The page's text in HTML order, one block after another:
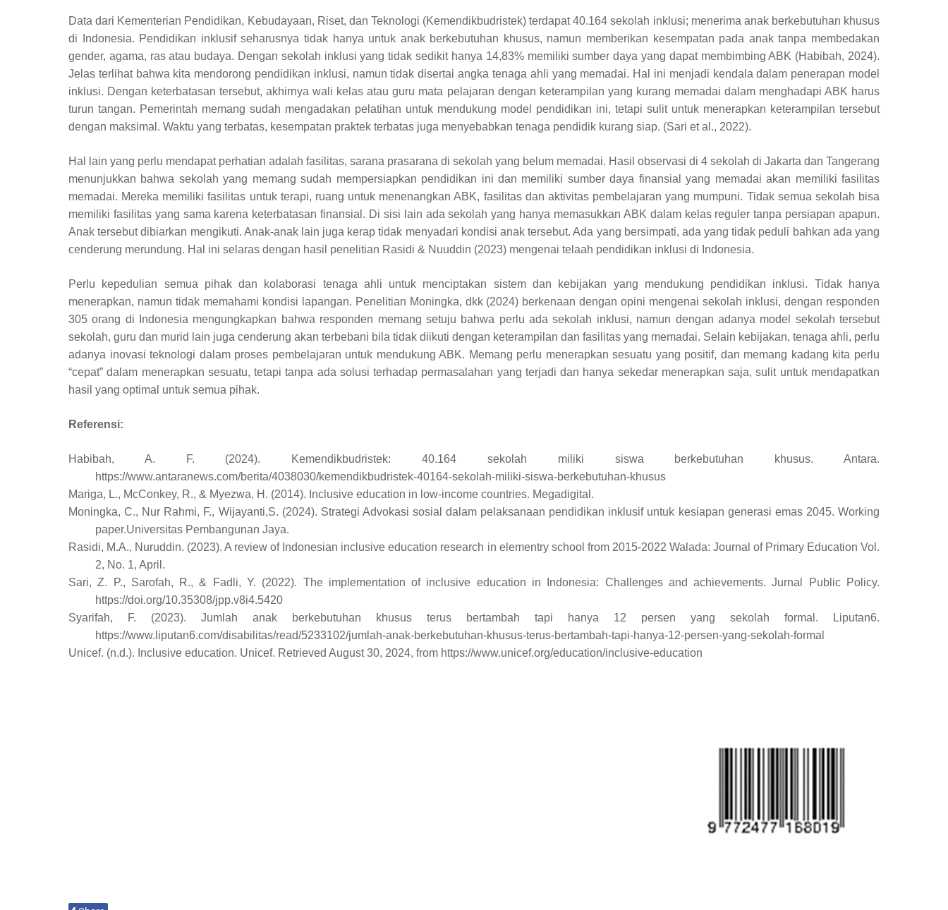
Data dari Kementerian Pendidikan, Kebudayaan, Riset, dan Teknologi (Kemendikbudristek) terdapat 40.164 sekolah inklusi; menerima anak berkebutuhan khusus
di Indonesia. Pendidikan inklusif seharusnya tidak hanya untuk anak berkebutuhan khusus, namun memberikan kesempatan pada anak tanpa membedakan
gender, agama, ras atau budaya. Dengan sekolah inklusi yang tidak sedikit hanya 14,83% memiliki sumber daya yang dapat membimbing ABK (Habibah, 2024).
Jelas terlihat bahwa kita mendorong pendidikan inklusi, namun tidak disertai angka tenaga ahli yang memadai. Hal ini menjadi kendala dalam penerapan model
inklusi. Dengan keterbatasan tersebut, akhirnya wali kelas atau guru mata pelajaran dengan keterampilan yang kurang memadai dalam menghadapi ABK harus
turun tangan. Pemerintah memang sudah mengadakan pelatihan untuk mendukung model pendidikan ini, tetapi sulit untuk menerapkan keterampilan tersebut
dengan maksimal. Waktu yang terbatas, kesempatan praktek terbatas juga menyebabkan tenaga pendidik kurang siap. (Sari et al., 2022).
Hal lain yang perlu mendapat perhatian adalah fasilitas, sarana prasarana di sekolah yang belum memadai. Hasil observasi di 4 sekolah di Jakarta dan Tangerang
menunjukkan bahwa sekolah yang memang sudah mempersiapkan pendidikan ini dan memiliki sumber daya finansial yang memadai akan memiliki fasilitas
memadai. Mereka memiliki fasilitas untuk terapi, ruang untuk menenangkan ABK, fasilitas dan aktivitas pembelajaran yang mumpuni. Tidak semua sekolah bisa
memiliki fasilitas yang sama karena keterbatasan finansial. Di sisi lain ada sekolah yang hanya memasukkan ABK dalam kelas reguler tanpa persiapan apapun.
Anak tersebut dibiarkan mengikuti. Anak-anak lain juga kerap tidak menyadari kondisi anak tersebut. Ada yang bersimpati, ada yang tidak peduli bahkan ada yang
cenderung merundung. Hal ini selaras dengan hasil penelitian Rasidi & Nuuddin (2023) mengenai telaah pendidikan inklusi di Indonesia.
Perlu kepedulian semua pihak dan kolaborasi tenaga ahli untuk menciptakan sistem dan kebijakan yang mendukung pendidikan inklusi. Tidak hanya
menerapkan, namun tidak memahami kondisi lapangan. Penelitian Moningka, dkk (2024) berkenaan dengan opini mengenai sekolah inklusi, dengan responden
305 orang di Indonesia mengungkapkan bahwa responden memang setuju bahwa perlu ada sekolah inklusi, namun dengan adanya model sekolah tersebut
sekolah, guru dan murid lain juga cenderung akan terbebani bila tidak diikuti dengan keterampilan dan fasilitas yang memadai. Selain kebijakan, tenaga ahli, perlu
adanya inovasi teknologi dalam proses pembelajaran untuk mendukung ABK. Memang perlu menerapkan sesuatu yang positif, dan memang kadang kita perlu
“cepat” dalam menerapkan sesuatu, tetapi tanpa ada solusi terhadap permasalahan yang terjadi dan hanya sekedar menerapkan saja, sulit untuk mendapatkan
hasil yang optimal untuk semua pihak.
Referensi:
Habibah, A. F. (2024). Kemendikbudristek: 40.164 sekolah miliki siswa berkebutuhan khusus. Antara.
https://www.antaranews.com/berita/4038030/kemendikbudristek-40164-sekolah-miliki-siswa-berkebutuhan-khusus
Mariga, L., McConkey, R., & Myezwa, H. (2014). Inclusive education in low-income countries. Megadigital.
Moningka, C., Nur Rahmi, F., Wijayanti,S. (2024). Strategi Advokasi sosial dalam pelaksanaan pendidikan inklusif untuk kesiapan generasi emas 2045. Working
paper.Universitas Pembangunan Jaya.
Rasidi, M.A., Nuruddin. (2023). A review of Indonesian inclusive education research in elementry school from 2015-2022 Walada: Journal of Primary Education Vol.
2, No. 1, April.
Sari, Z. P., Sarofah, R., & Fadli, Y. (2022). The implementation of inclusive education in Indonesia: Challenges and achievements. Jurnal Public Policy.
https://doi.org/10.35308/jpp.v8i4.5420
Syarifah, F. (2023). Jumlah anak berkebutuhan khusus terus bertambah tapi hanya 12 persen yang sekolah formal. Liputan6.
https://www.liputan6.com/disabilitas/read/5233102/jumlah-anak-berkebutuhan-khusus-terus-bertambah-tapi-hanya-12-persen-yang-sekolah-formal
Unicef. (n.d.). Inclusive education. Unicef. Retrieved August 30, 2024, from https://www.unicef.org/education/inclusive-education